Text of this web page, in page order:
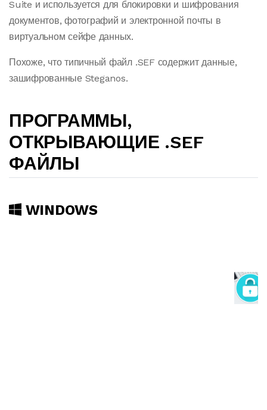
Suite и используется для блокировки и шифрования
документов, фотографий и электронной почты в
виртуальном сейфе данных.
Похоже, что типичный файл .SEF содержит данные,
зашифрованные Steganos.
ПРОГРАММЫ,
ОТКРЫВАЮЩИЕ .SEF
ФАЙЛЫ
WINDOWS